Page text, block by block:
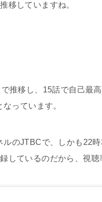
移していますね。
推移し、15話で自己最
っています。
ルのJTBCで、しかも22
しているのだから、視